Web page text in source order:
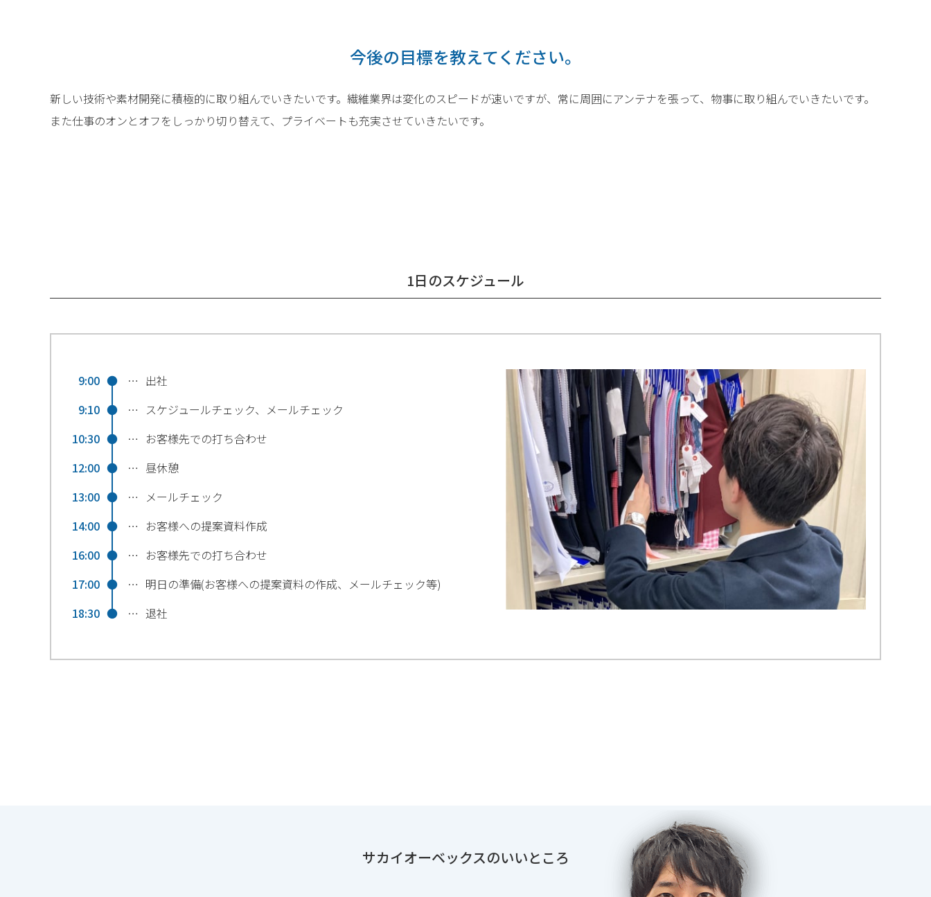
今後の目標を教えてください。
新しい技術や素材開発に積極的に取り組んでいきたいです。繊維業界は変化のスピードが速いですが、常に周囲にアンテナを張って、物事に取り組んでいきたいです。
また仕事のオンとオフをしっかり切り替えて、プライベートも充実させていきたいです。
1日のスケジュール
9:00 ● … 出社
9:10 ● …
スケジュールチェック、メールチェック
10:30 ● … お客様先での打ち合わせ
12:00 ● … 昼休憩
13:00 ● …
メールチェック
14:00 ● … お客様への提案資料作成
16:00 ● … お客様先での打ち合わせ
17:00 ● … 明日の準備(お客様への提案資料の作成、メールチェック等)
18:30 ● … 退社
サカイオーベックスのいいところ